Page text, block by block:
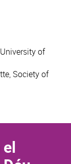
of
Society of